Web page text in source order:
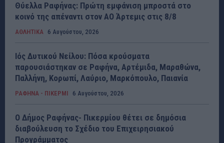
Θύελλα Ραφήνας: Πρώτη εμφάνιση μπροστά στο
κοινό της απέναντι στον ΑΟ Άρτεμις στις 8/8
ΑΘΛΗΤΙΚΑ 6 Αυγούστου, 2026
Ιός Δυτικού Νείλου: Πόσα κρούσματα
παρουσιάστηκαν σε Ραφήνα, Αρτέμιδα, Μαραθώνα,
Παλλήνη, Κορωπί, Λαύριο, Μαρκόπουλο, Παιανία
ΡΑΦΗΝΑ - ΠΙΚΕΡΜΙ 6 Αυγούστου, 2026
Ο Δήμος Ραφήνας- Πικερμίου θέτει σε δημόσια
διαβούλευση το Σχέδιο του Επιχειρησιακού
Προγράμματος